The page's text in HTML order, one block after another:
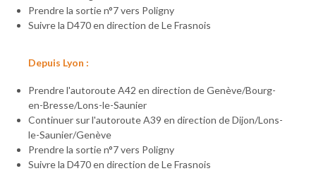
Prendre la sortie n°7 vers Poligny
Suivre la D470 en direction de Le Frasnois
Depuis Lyon :
Prendre l'autoroute A42 en direction de Genève/Bourg-
en-Bresse/Lons-le-Saunier
Continuer sur l'autoroute A39 en direction de Dijon/Lons-
le-Saunier/Genève
Prendre la sortie n°7 vers Poligny
Suivre la D470 en direction de Le Frasnois